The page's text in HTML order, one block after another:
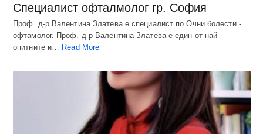
Специалист офталмолог гр. София
Проф. д-р Валентина Златева е специалист по Очни болести -
офтамолог. Проф. д-р Валентина Златева е един от най-
опитните и… Read More